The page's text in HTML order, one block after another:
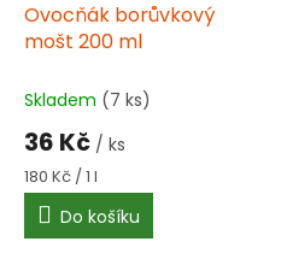
Ovocňák borůvkový
mošt 200 ml
Skladem (7 ks)
36 Kč / ks
Měrná
cena:
180 Kč / 1 l
Do košíku